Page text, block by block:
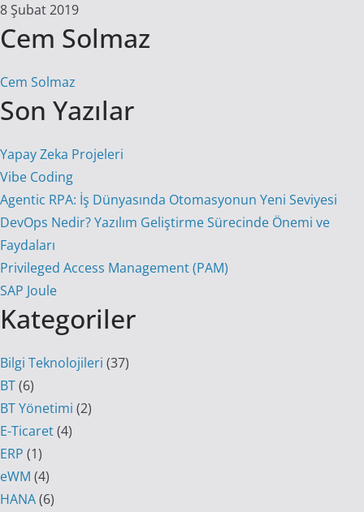
8 Şubat 2019
Cem Solmaz
Cem Solmaz
Son Yazılar
Yapay Zeka Projeleri
Vibe Coding
Agentic RPA: İş Dünyasında Otomasyonun Yeni Seviyesi
DevOps Nedir? Yazılım Geliştirme Sürecinde Önemi ve
Faydaları
Privileged Access Management (PAM)
SAP Joule
Kategoriler
Bilgi Teknolojileri (37)
BT(6)
BT Yönetimi (2)
E-Ticaret(4)
ERP (1)
eWM (4)
HANA(6)